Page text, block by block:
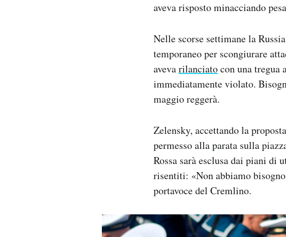
aveva risposto minacciando
Nelle scorse settimane la
temporaneo per scongiurare
avevarilanciatocon una tregua
immediatamente violato.
maggio reggerà.
Zelensky, accettando la
permesso alla parata sulla
Rossa sarà esclusa dai piani di
risentiti: «Non abbiamo
portavoce del Cremlino.